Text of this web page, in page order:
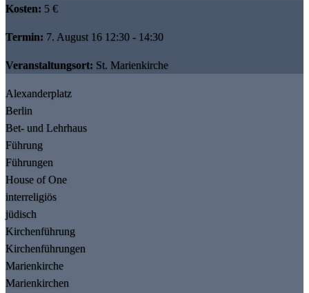
Kosten: 5 €
Termin: 7. August 16 12:30 - 14:30
Veranstaltungsort: St. Marienkirche
Alexanderplatz
Berlin
Bet- und Lehrhaus
Führung
Führungen
House of One
interreligiös
jüdisch
Kirchenführung
Kirchenführungen
Marienkirche
Marienkirchen